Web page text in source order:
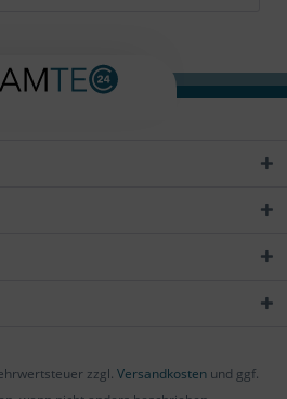
zzgl. Versandkosten und ggf.